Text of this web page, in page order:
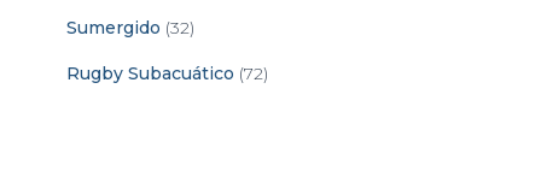
Sumergido (32)
Rugby Subacuático (72)